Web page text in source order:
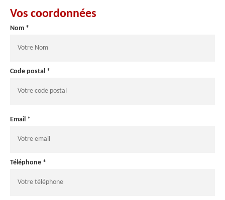
Vos coordonnées
Nom *
Code postal *
Email *
Téléphone *